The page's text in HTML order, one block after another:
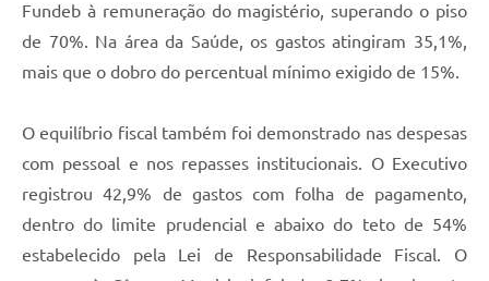
Fundeb à remuneração do magistério, superando o piso
de 70%. Na área da Saúde, os gastos atingiram 35,1%,
mais que o dobro do percentual mínimo exigido de 15%.
O equilíbrio fiscal também foi demonstrado nas despesas
com pessoal e nos repasses institucionais. O Executivo
registrou 42,9% de gastos com folha de pagamento,
dentro do limite prudencial e abaixo do teto de 54%
estabelecido pela Lei de Responsabilidade Fiscal. O